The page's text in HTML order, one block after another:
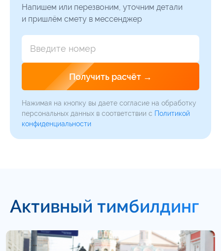
Напишем или перезвоним, уточним детали
и пришлём смету в мессенджер
Нажимая на кнопку вы даете согласие на обработку
персональных данных в соответствии с Политикой
конфиденциальности
Активный тимбилдинг